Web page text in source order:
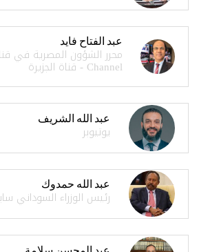
عبد الفتاح فايد
Channel - قناة الجزيرة
عبد الله الشريف
يوتيوبر
عبد الله حمدوك
رئيس الوزراء السوداني